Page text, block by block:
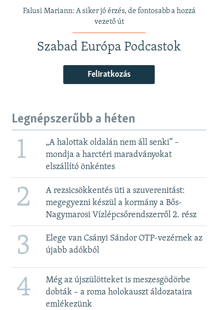
Falusi Mariann: A siker jó érzés, de fontosabb a hozzá
vezető út
Szabad Európa Podcastok
Feliratkozás
Legnépszerűbb a héten
1
„A halottak oldalán nem áll senki” –
mondja a harctéri maradványokat
elszállító önkéntes
2
A rezsicsökkentés üti a szuverenitást:
megegyezni készül a kormány a Bős-
Nagymarosi Vízlépcsőrendszerről 2. rész
3
Elege van Csányi Sándor OTP-vezérnek az
újabb adókból
4
Még az újszülötteket is meszesgödörbe
dobták – a roma holokauszt áldozataira
emlékezünk